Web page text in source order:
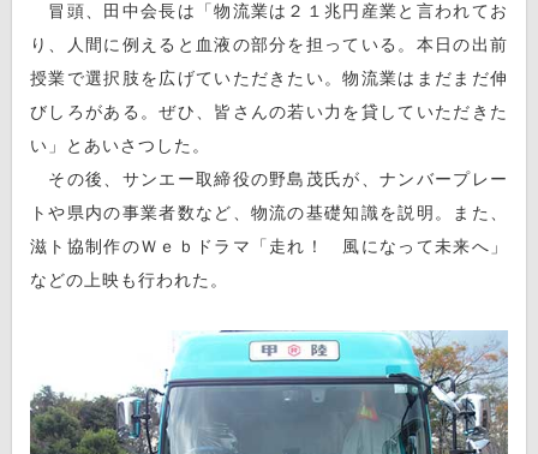
冒頭、田中会長は「物流業は２１兆円産業と言われてお
り、人間に例えると血液の部分を担っている。本日の出前
授業で選択肢を広げていただきたい。物流業はまだまだ伸
びしろがある。ぜひ、皆さんの若い力を貸していただきた
い」とあいさつした。
その後、サンエー取締役の野島茂氏が、ナンバープレー
トや県内の事業者数など、物流の基礎知識を説明。また、
滋ト協制作のＷｅｂドラマ「走れ！ 風になって未来へ」
などの上映も行われた。